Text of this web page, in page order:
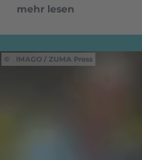
mehr lesen
IMAGO / ZUMA Press